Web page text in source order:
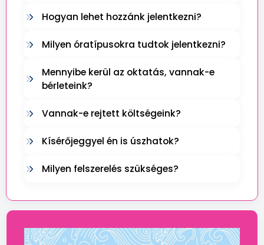
Hogyan lehet hozzánk jelentkezni?
Milyen óratípusokra tudtok jelentkezni?
Mennyibe kerül az oktatás, vannak-e
bérleteink?
Vannak-e rejtett költségeink?
Kísérőjeggyel én is úszhatok?
Milyen felszerelés szükséges?